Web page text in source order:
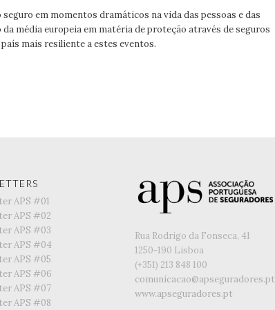
em momentos dramáticos na vida das pessoas e das
média europeia em matéria de proteção através de seguros
mais resiliente a estes eventos.
APS #01
APS #02
APS #03
APS #04
APS #05
APS #06
APS #07
APS #08
Rua Rodrigo da Fonseca, 41
1250-190 Lisboa
(+351) ‭213 848 100
comunicacao@apseguradores.pt
www.apseguradores.pt